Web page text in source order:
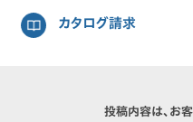
カタログ請求
投稿内容は、お